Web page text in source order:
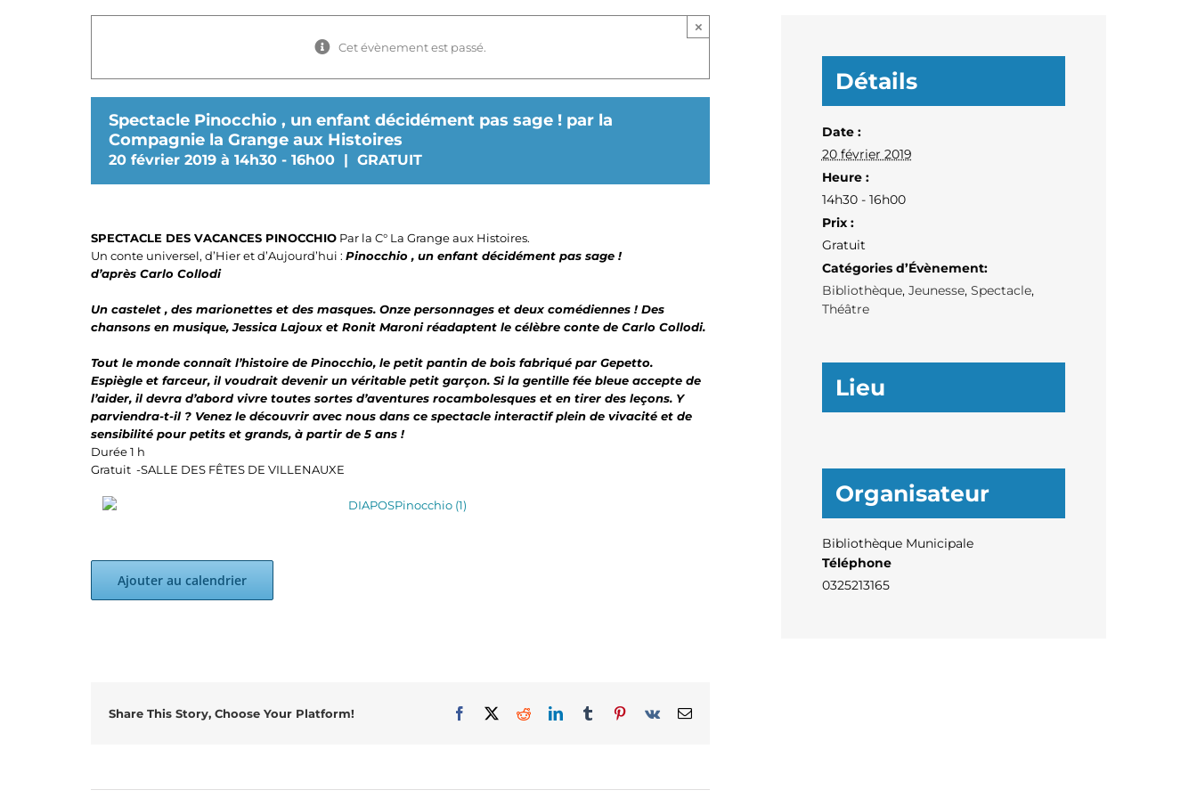
Cet évènement est passé.
×
Spectacle Pinocchio , un enfant décidément pas sage ! par la
Compagnie la Grange aux Histoires
20 février 2019 à 14h30 - 16h00 | GRATUIT
SPECTACLE DES VACANCES PINOCCHIO Par la C° La Grange aux Histoires.
Un conte universel, d’Hier et d’Aujourd’hui : Pinocchio , un enfant décidément pas sage !
d’après Carlo Collodi
Un castelet , des marionettes et des masques. Onze personnages et deux comédiennes ! Des
chansons en musique, Jessica Lajoux et Ronit Maroni réadaptent le célèbre conte de Carlo Collodi.
Tout le monde connaît l’histoire de Pinocchio, le petit pantin de bois fabriqué par Gepetto.
Espiègle et farceur, il voudrait devenir un véritable petit garçon. Si la gentille fée bleue accepte de
l’aider, il devra d’abord vivre toutes sortes d’aventures rocambolesques et en tirer des leçons. Y
parviendra-t-il ? Venez le découvrir avec nous dans ce spectacle interactif plein de vivacité et de
sensibilité pour petits et grands, à partir de 5 ans !
Durée 1 h
Gratuit -SALLE DES FÊTES DE VILLENAUXE
Ajouter au calendrier
Share This Story, Choose Your Platform! Facebook RedditLinkedInTumblr Pinterest
Vk Email
Détails
Date :
20 février 2019
Heure :
14h30 - 16h00
Prix :
Gratuit
Catégories d’Évènement:
Bibliothèque, Jeunesse, Spectacle,
Théâtre
Lieu
Organisateur
Bibliothèque Municipale
Téléphone
0325213165